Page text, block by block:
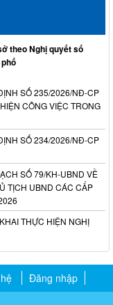
theo Nghị quyết số
SỐ 235/2026/NĐ-CP
CÔNG VIỆC TRONG
SỐ 234/2026/NĐ-CP
SỐ 79/KH-UBND VỀ
TỊCH UBND CÁC CẤP
THỰC HIỆN NGHỊ
Đăng nhập